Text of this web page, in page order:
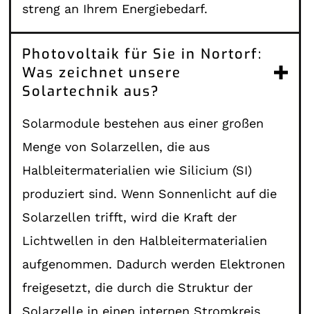
streng an Ihrem Energiebedarf.
Photovoltaik für Sie in Nortorf:
Was zeichnet unsere
Solartechnik aus?
Solarmodule bestehen aus einer großen
Menge von Solarzellen, die aus
Halbleitermaterialien wie Silicium (SI)
produziert sind. Wenn Sonnenlicht auf die
Solarzellen trifft, wird die Kraft der
Lichtwellen in den Halbleitermaterialien
aufgenommen. Dadurch werden Elektronen
freigesetzt, die durch die Struktur der
Solarzelle in einen internen Stromkreis